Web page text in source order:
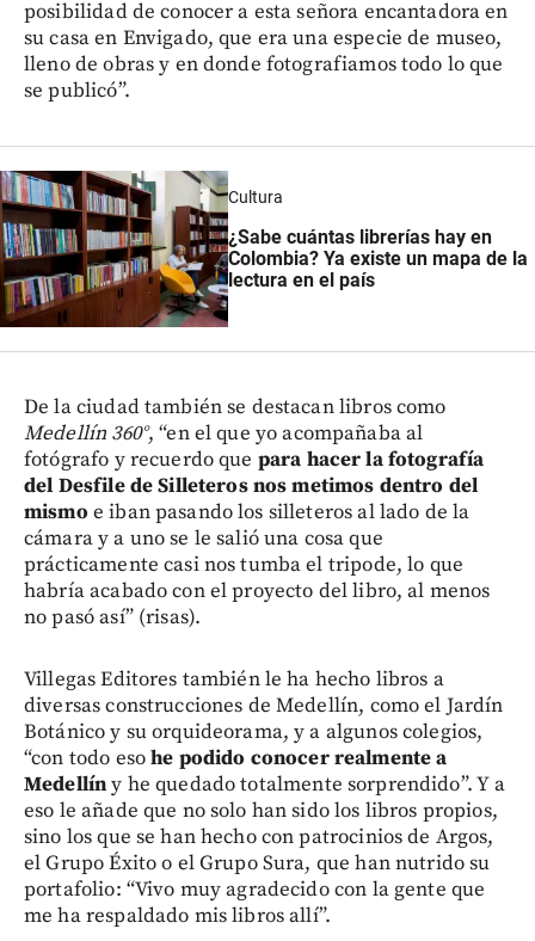
posibilidad de conocer a esta señora encantadora en
su casa en Envigado, que era una especie de museo,
lleno de obras y en donde fotografiamos todo lo que
se publicó”.
Cultura
¿Sabe cuántas librerías hay en
Colombia? Ya existe un mapa de la
lectura en el país
De la ciudad también se destacan libros como
Medellín 360°, “en el que yo acompañaba al
fotógrafo y recuerdo que para hacer la fotografía
del Desfile de Silleteros nos metimos dentro del
mismo e iban pasando los silleteros al lado de la
cámara y a uno se le salió una cosa que
prácticamente casi nos tumba el tripode, lo que
habría acabado con el proyecto del libro, al menos
no pasó así” (risas).
Villegas Editores también le ha hecho libros a
diversas construcciones de Medellín, como el Jardín
Botánico y su orquideorama, y a algunos colegios,
“con todo esohe podido conocer realmente a
Medellíny he quedado totalmente sorprendido”. Y a
eso le añade que no solo han sido los libros propios,
sino los que se han hecho con patrocinios de Argos,
el Grupo Éxito o el Grupo Sura, que han nutrido su
portafolio: “Vivo muy agradecido con la gente que
me ha respaldado mis libros allí”.